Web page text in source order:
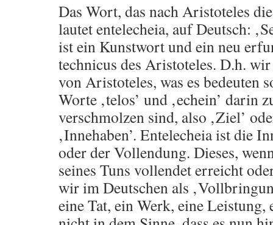
Das Wort, das nach Aristoteles
lautet entelecheia, auf Deutsch:
ist ein Kunstwort und ein neu
technicus des Aristoteles. D.h.
von Aristoteles, was es bedeuten
Worte ‚telos’ und ‚echein’ darin
verschmolzen sind, also ‚Ziel’
‚Innehaben’. Entelecheia ist die
oder der Vollendung. Dieses,
seines Tuns vollendet erreicht
wir im Deutschen als
eine Tat, ein Werk, eine